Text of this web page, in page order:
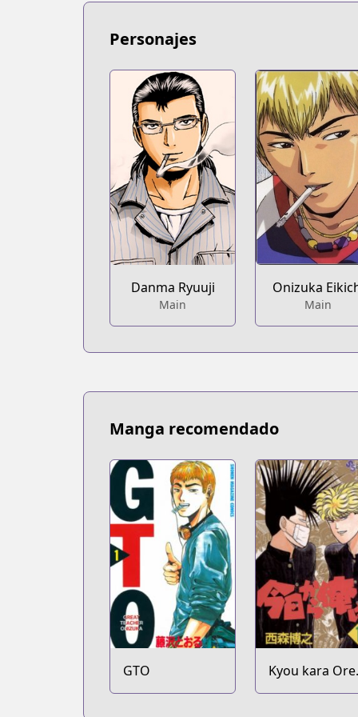
Personajes
Danma Ryuuji
Main
Onizuka
Main
Manga recomendado
GTO
Kyou kara Ore
wa!!